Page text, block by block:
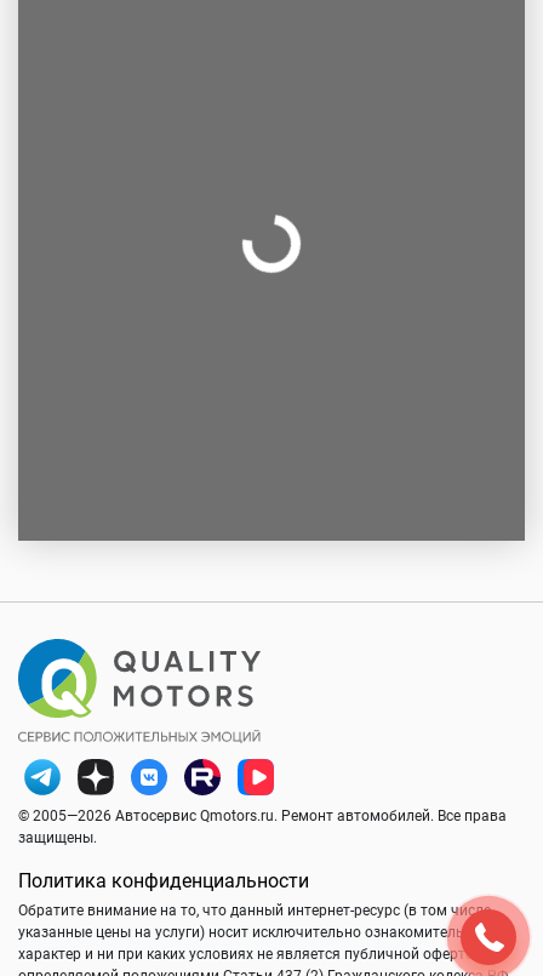
© 2005—2026 Автосервис Qmotors.ru. Ремонт автомобилей. Все права
защищены.
Политика конфиденциальности
Обратите внимание на то, что данный интернет-ресурс (в том числе
указанные цены на услуги) носит исключительно ознакомительный
характер и ни при каких условиях не является публичной офертой,